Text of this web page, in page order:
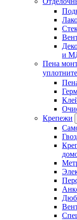
и
Пена
Крепежи